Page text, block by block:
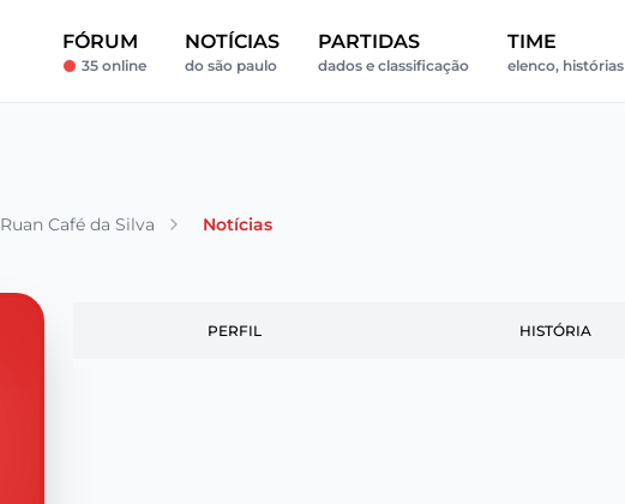
FÓRUM
35 online
NOTÍCIAS
do são paulo
PARTIDAS
dados e classificação
TIME
elenco, histórias
Ruan Café da Silva Notícias
PERFIL HISTÓRIA